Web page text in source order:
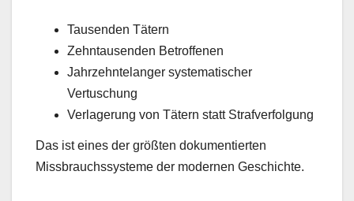
Tausenden Tätern
Zehntausenden Betroffenen
Jahrzehntelanger systematischer
Vertuschung
Verlagerung von Tätern statt Strafverfolgung
Das ist eines der größten dokumentierten
Missbrauchssysteme der modernen Geschichte.